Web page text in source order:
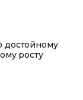
достойному
росту